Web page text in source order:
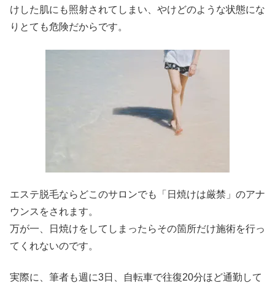
けした肌にも照射されてしまい、やけどのような状態にな
りとても危険だからです。
エステ脱毛ならどこのサロンでも「日焼けは厳禁」のアナ
ウンスをされます。
万が一、日焼けをしてしまったらその箇所だけ施術を行っ
てくれないのです。
実際に、筆者も週に3日、自転車で往復20分ほど通勤して